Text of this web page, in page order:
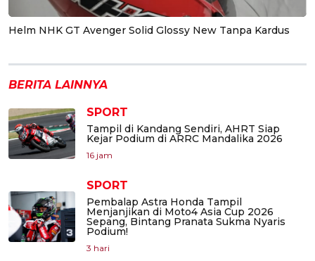
Helm NHK GT Avenger Solid Glossy New Tanpa Kardus
BERITA LAINNYA
SPORT
Tampil di Kandang Sendiri, AHRT Siap
Kejar Podium di ARRC Mandalika 2026
16 jam
SPORT
Pembalap Astra Honda Tampil
Menjanjikan di Moto4 Asia Cup 2026
Sepang, Bintang Pranata Sukma Nyaris
Podium!
3 hari